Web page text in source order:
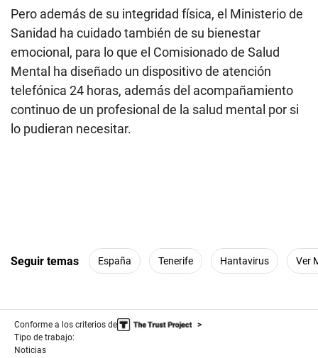
Pero además de su integridad física, el Ministerio de
Sanidad ha cuidado también de su bienestar
emocional, para lo que el Comisionado de Salud
Mental ha diseñado un dispositivo de atención
telefónica 24 horas, además del acompañamiento
continuo de un profesional de la salud mental por si
lo pudieran necesitar.
Seguir temas España Tenerife Hantavirus Ver
Conforme a los criterios de
Tipo de trabajo:
Noticias